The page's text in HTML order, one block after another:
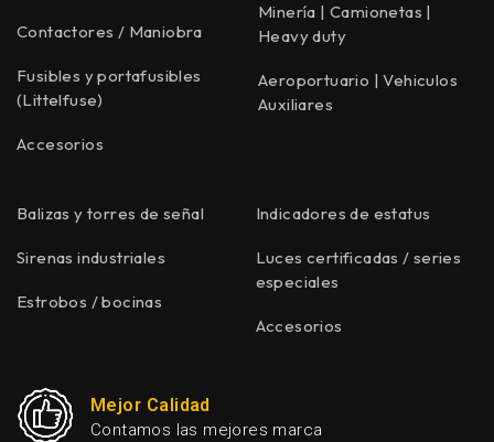
Contactores / Maniobra
Fusibles y portafusibles
(Littelfuse)
Accesorios
Minería | Camionetas |
Heavy duty
Aeroportuario | Vehiculos
Auxiliares
Balizas y torres de señal
Sirenas industriales
Estrobos / bocinas
Indicadores de estatus
Luces certificadas / series
especiales
Accesorios
Mejor Calidad
Contamos las mejores marca